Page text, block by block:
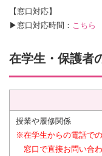
【窓口対応】
▶窓口対応時間： こちら
在学生・保護者
授業や履修関係
※在学生からの電話で
窓口で直接お問い合わ